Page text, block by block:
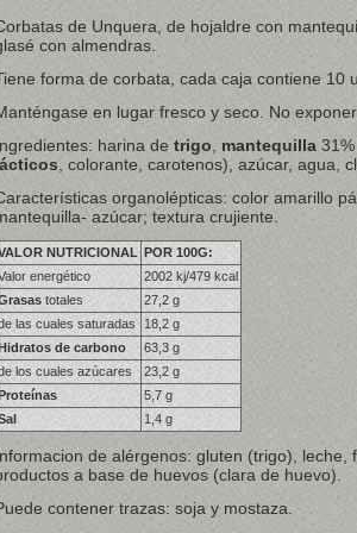
de Unquera, de hojaldre con
con almendras.
forma de corbata, cada caja contiene 10
en lugar fresco y seco. No
harina de trigo mantequilla
, colorante, carotenos), azúcar, agua,
organolépticas: color amarillo
azúcar; textura crujiente.
NUTRICIONAL POR 100G:
energético
2002 kj/479 kcal
totales
27,2 g
las cuales saturadas
18,2 g
de carbono
63,3 g
los cuales azúcares
23,2 g
5,7 g
1,4 g
de alérgenos: gluten (trigo), leche,
a base de huevos (clara de huevo).
contener trazas: soja y mostaza.